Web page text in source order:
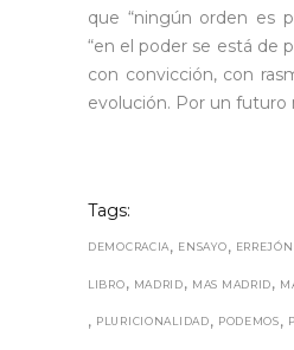
que “ningún orden es
“en el poder se está de
con convicción, con
evolución. Por un futuro
Tags:
DEMOCRACIA, ENSAYO, ERREJÓN
LIBRO, MADRID, MAS MADRID,
, PLURICIONALIDAD, PODEMOS,